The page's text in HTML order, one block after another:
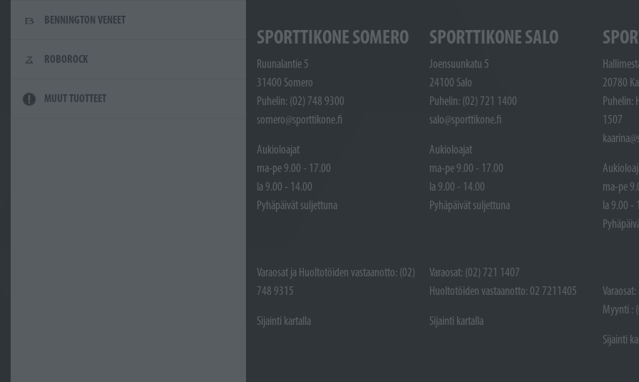
BENNINGTON VENEET
ROBOROCK
MUUT TUOTTEET
SPORTTIKONE SOMERO
Ruunalantie 5
31400 Somero
Puhelin: (02) 748 9300
somero@sporttikone.fi
Aukioloajat
ma-pe 9.00 - 17.00
la 9.00 - 14.00
Pyhäpäivät suljettuna
Varaosat ja Huoltotöiden vastaanotto: (02)
748 9315
Sijainti kartalla
SPORTTIKONE SALO
Joensuunkatu 5
24100 Salo
Puhelin: (02) 721 1400
salo@sporttikone.fi
Aukioloajat
ma-pe 9.00 - 17.00
la 9.00 - 14.00
Pyhäpäivät suljettuna
Varaosat: (02) 721 1407
Huoltotöiden vastaanotto: 02 7211405
Sijainti kartalla
20780
Puhelin:
1507
ma-pe
la 9.00 -
Myynti :
Sijainti